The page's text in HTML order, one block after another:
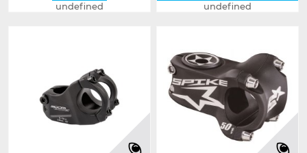
undefined
undefined